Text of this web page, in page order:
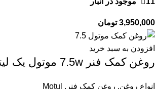
3,950,000 تومان
افزودن به سبد خرید
روغن کمک فنر 7.5w موتول یک لیتری MOTUL
انواع روغن, روغن کمک فنر ,
Motul